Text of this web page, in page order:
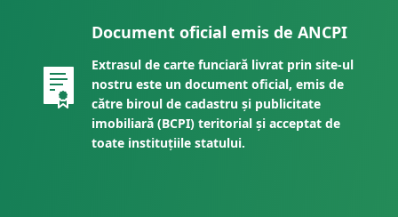
Document oficial emis de ANCPI
Extrasul de carte funciară livrat prin site-ul
nostru este un document oficial, emis de
către biroul de cadastru și publicitate
imobiliară (BCPI) teritorial și acceptat de
toate instituțiile statului.